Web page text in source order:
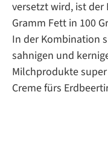
versetzt wird, ist der
Gramm Fett in 100
In der Kombination
sahnigen und
Milchprodukte
Creme fürs